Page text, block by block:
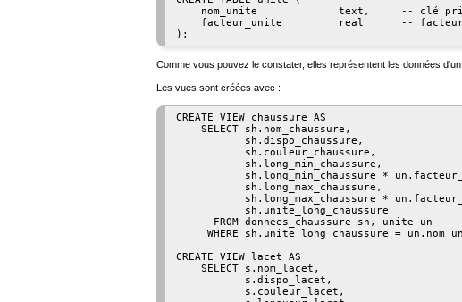
nom_unite             text,     -- clé
facteur_unite         real      --
Comme vous pouvez le constater, elles représentent les données
Les vues sont créées avec :
CREATE VIEW chaussure AS
    SELECT sh.nom_chaussure,
           sh.dispo_chaussure,
           sh.couleur_chaussure,
           sh.long_min_chaussure,
sh.long_min_chaussure *
           sh.long_max_chaussure,
sh.long_max_chaussure *
           sh.unite_long_chaussure
      FROM donnees_chaussure sh, unite un
WHERE sh.unite_long_chaussure =
CREATE VIEW lacet AS
    SELECT s.nom_lacet,
           s.dispo_lacet,
           s.couleur_lacet,